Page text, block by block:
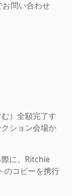
問い合わせ
）全額完了す
ション会場か
際に、Ritchie
のコピーを携行